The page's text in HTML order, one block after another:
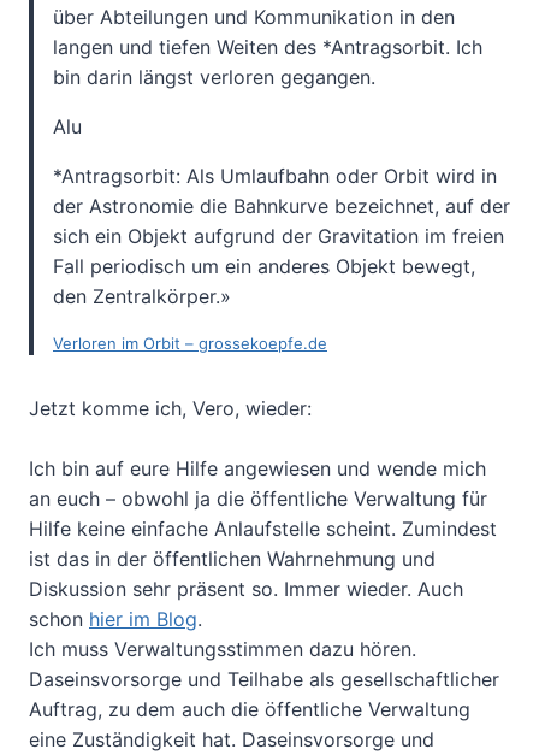
über Abteilungen und Kommunikation in den
langen und tiefen Weiten des *Antragsorbit. Ich
bin darin längst verloren gegangen.
Alu
*Antragsorbit: Als Umlaufbahn oder Orbit wird in
der Astronomie die Bahnkurve bezeichnet, auf der
sich ein Objekt aufgrund der Gravitation im freien
Fall periodisch um ein anderes Objekt bewegt,
den Zentralkörper.»
Verloren im Orbit – grossekoepfe.de
Jetzt komme ich, Vero, wieder:
Ich bin auf eure Hilfe angewiesen und wende mich
an euch – obwohl ja die öffentliche Verwaltung für
Hilfe keine einfache Anlaufstelle scheint. Zumindest
ist das in der öffentlichen Wahrnehmung und
Diskussion sehr präsent so. Immer wieder. Auch
schon hier im Blog.
Ich muss Verwaltungsstimmen dazu hören.
Daseinsvorsorge und Teilhabe als gesellschaftlicher
Auftrag, zu dem auch die öffentliche Verwaltung
eine Zuständigkeit hat. Daseinsvorsorge und